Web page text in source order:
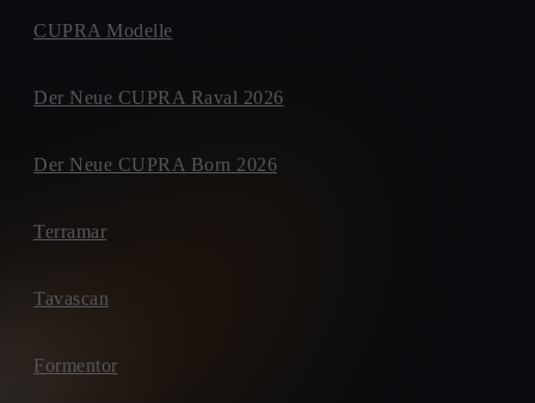
CUPRA Modelle
Der Neue CUPRA Raval 2026
Der Neue CUPRA Born 2026
Terramar
Tavascan
Formentor